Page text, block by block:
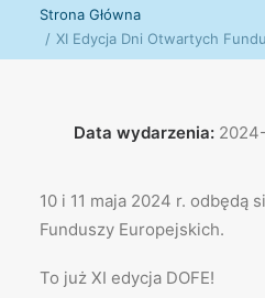
Wyszukiwanie
Strona Główna
XI Edycja Dni Otwartych
Data wydarzenia:
10 i 11 maja 2024 r. odbędą
Funduszy Europejskich.
To już XI edycja DOFE!